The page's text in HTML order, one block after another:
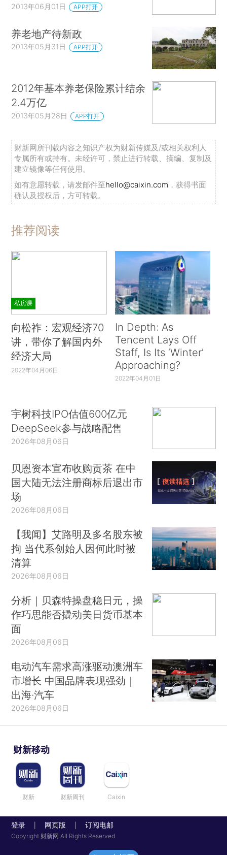
2013年06月01日 APP打开
养老地产待新政
2013年05月31日 APP打开
2012年基本养老保险累计结余
2.4万亿
2013年05月28日 APP打开
财新网所刊载内容之知识产权为财新传媒及/或相关权利人
专属所有或持有。未经许可，禁止进行转载、摘编、复制及
建立镜像等任何使用。
如有意愿转载，请发邮件至hello@caixin.com ，获得书面
确认及授权后，方可转载。
推荐阅读
私房课
向松祚：宏观经济70
讲，带你了解国内外
经济大局
2022年04月06日
In Depth: As
Tencent Lays Off
Staff, Is Its ‘Winter’
Approaching?
2022年04月01日
宇树科技IPO估值600亿元
DeepSeek参与战略配售
2026年08月06日
贝恩资本宣布收购贡茶 在中
国大陆无法注册商标后退出市
场
2026年08月06日
【我闻】艾路明及多名股东被
拘 当代系创始人因何此时被
清算
2026年08月06日
分析｜贝森特操盘稳日元，操
作巧思能否撬动美日货币基本
面
2026年08月06日
电动汽车需求高涨驱动澳洲车
市增长 中国品牌表现强劲｜
出海·汽车
2026年08月06日
财新移动
财新 财新周刊 Caixin
登录 网页版 订阅电邮
Copyright 财新网 All Rights Reserved